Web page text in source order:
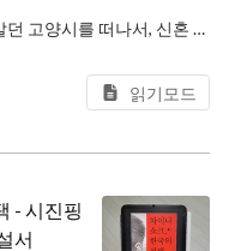
변화 of the year: 이사 10년간 살던 고양시를 떠나서, 신혼 때 살았던 용인으로 다시 이사했다. 기차역과 공항이 멀어진 건 좀 아쉽지만, 이래저래 좋아진 게 훨씬 많아져서 전반적으로 만족스러운 변화. (오피스 출근
읽기모드
- 시진핑
서